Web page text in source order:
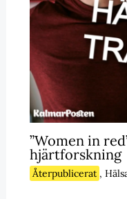
”Women in
hjärtforskning
Återpublicerat ,